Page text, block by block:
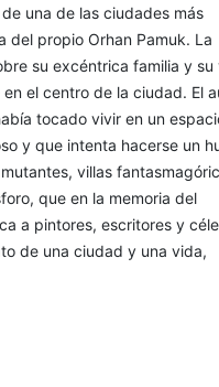
una de las ciudades más
del propio Orhan Pamuk. La
su excéntrica familia y su
el centro de la ciudad. El
tocado vivir en un
y que intenta hacerse un
villas
que en la memoria del
a pintores, escritores y
de una ciudad y una vida,